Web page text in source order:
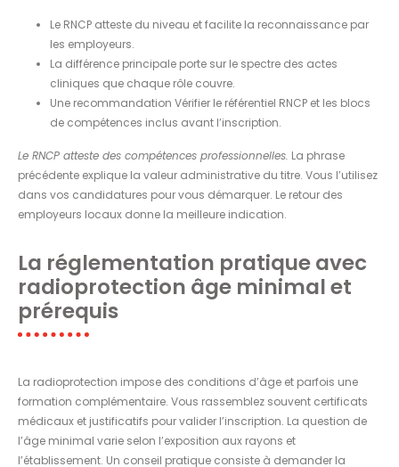
Le RNCP atteste du niveau et facilite la reconnaissance par
les employeurs.
La différence principale porte sur le spectre des actes
cliniques que chaque rôle couvre.
Une recommandation Vérifier le référentiel RNCP et les blocs
de compétences inclus avant l’inscription.
Le RNCP atteste des compétences professionnelles. La phrase
précédente explique la valeur administrative du titre. Vous l’utilisez
dans vos candidatures pour vous démarquer. Le retour des
employeurs locaux donne la meilleure indication.
La réglementation pratique avec
radioprotection âge minimal et
prérequis
La radioprotection impose des conditions d’âge et parfois une
formation complémentaire. Vous rassemblez souvent certificats
médicaux et justificatifs pour valider l’inscription. La question de
l’âge minimal varie selon l’exposition aux rayons et
l’établissement. Un conseil pratique consiste à demander la